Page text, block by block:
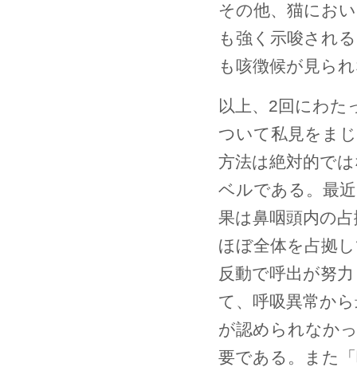
その他、猫にお
も強く示唆され
も咳徴候が見ら
以上、2回にわた
ついて私見をま
方法は絶対的で
ベルである。最
果は鼻咽頭内の
ほぼ全体を占拠
反動で呼出が努
て、呼吸異常か
が認められなか
要である。また